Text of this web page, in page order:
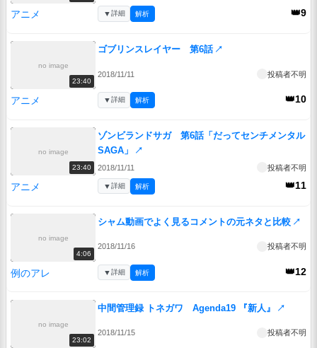
アニメ 👑9
▼詳細 解析
no image
23:40
ゴブリンスレイヤー 第6話 ↗
2018/11/11 投稿者不明
アニメ 👑10
▼詳細 解析
no image
23:40
ゾンビランドサガ 第6話「だってセンチメンタル
SAGA」
↗
2018/11/11 投稿者不明
アニメ 👑11
▼詳細 解析
no image
4:06
シャム動画でよく見るコメントの元ネタと比較 ↗
2018/11/16 投稿者不明
例のアレ 👑12
▼詳細 解析
no image
23:02
中間管理録 トネガワ Agenda19 『新人』 ↗
2018/11/15 投稿者不明